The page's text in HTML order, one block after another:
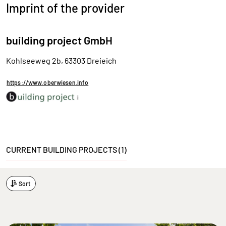
Imprint of the provider
building project GmbH
Kohlseeweg 2b, 63303 Dreieich
https://www.oberwiesen.info
CURRENT BUILDING PROJECTS (1)
Sort